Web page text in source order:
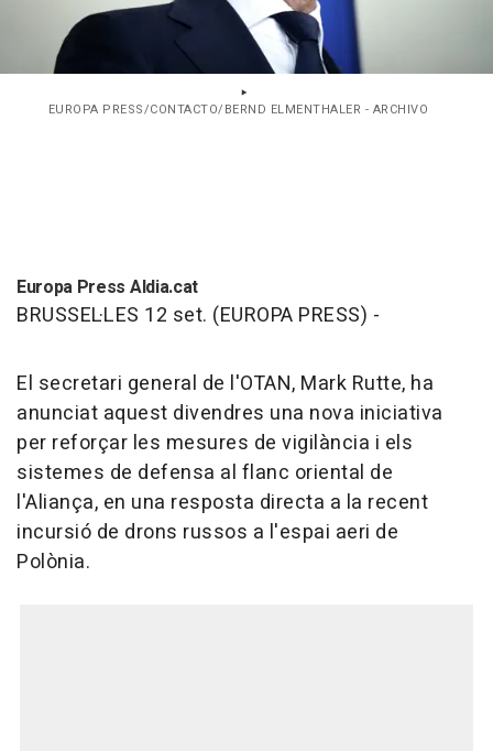
EUROPA PRESS/CONTACTO/BERND ELMENTHALER - ARCHIVO
Europa Press Aldia.cat
BRUSSEL·LES 12 set. (EUROPA PRESS) -
El secretari general de l'OTAN, Mark Rutte, ha
anunciat aquest divendres una nova iniciativa
per reforçar les mesures de vigilància i els
sistemes de defensa al flanc oriental de
l'Aliança, en una resposta directa a la recent
incursió de drons russos a l'espai aeri de
Polònia.